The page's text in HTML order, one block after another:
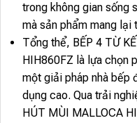
trong không gian sống
mà sản phẩm mang lại
Tổng thể, BẾP 4 TỪ
HIH860FZ là lựa chọn
một giải pháp nhà bếp
dụng cao. Qua trải
HÚT MÙI MALLOCA